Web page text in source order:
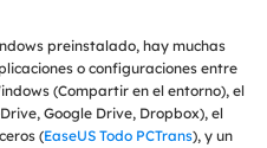
preinstalado, hay muchas
o configuraciones entre
(Compartir en el entorno), el
Google Drive, Dropbox), el
(EaseUS Todo PCTrans), y un